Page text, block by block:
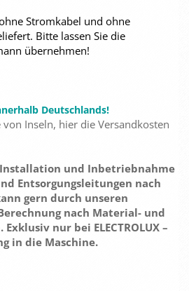
Stromkabel und ohne
Bitte lassen Sie die
übernehmen!
Deutschlands!
Inseln, hier die Versandkosten
und Inbetriebnahme
Entsorgungsleitungen nach
gern durch unseren
nach Material- und
nur bei ELECTROLUX –
in die Maschine.